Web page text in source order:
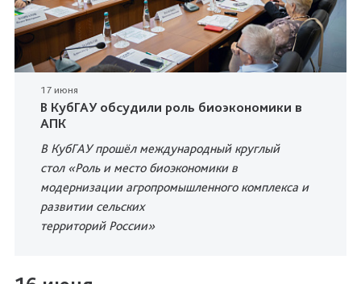
17 июня
В КубГАУ обсудили роль биоэкономики в
АПК
В КубГАУ прошёл международный круглый
стол «Роль и место биоэкономики в
модернизации агропромышленного комплекса и
развитии сельских
территорий России»